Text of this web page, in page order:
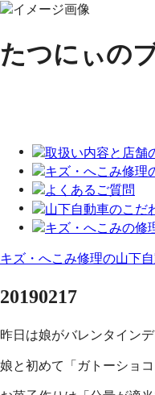
たつにぃの
キズ・へこみ修理の山下
20190217
昨日は娘がバレンタイン
娘と初めて「ガトーショ